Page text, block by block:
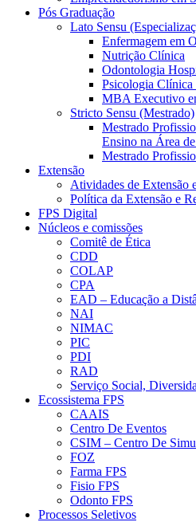
Pós Graduação
Lato Sensu
Enfermagem em
Nutrição Clínica
Odontologia
Psicologia Clínica
MBA Executivo
Stricto Sensu (Mestrado)
Mestrado
Ensino na Área
Mestrado
Extensão
Atividades de Extensão
Política da Extensão e
FPS Digital
Núcleos e comissões
Comitê de Ética
CDD
COLAP
CPA
EAD – Educação a
NAI
NIMAC
PIC
PDI
RAD
Serviço Social,
Ecossistema FPS
CAAIS
Centro De Eventos
CSIM – Centro De
FOZ
Farma FPS
Fisio FPS
Odonto FPS
Processos Seletivos